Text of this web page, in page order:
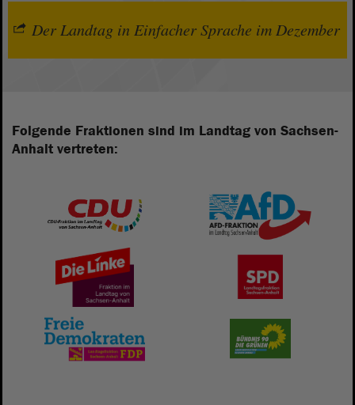
Der Landtag in Einfacher Sprache im Dezember
Folgende Fraktionen sind im Landtag von Sachsen-
Anhalt vertreten: